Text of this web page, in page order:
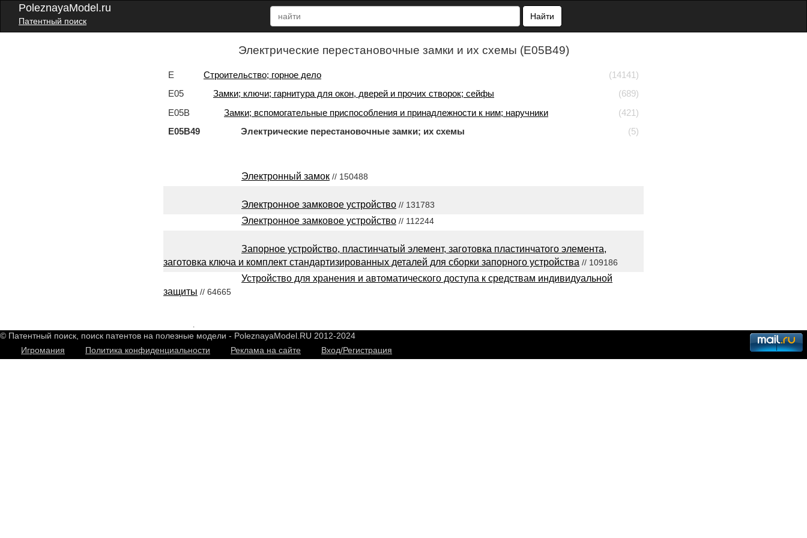
PoleznayaModel.ru
Патентный поиск
Найти
Электрические перестановочные замки и их схемы (E05B49)
E Строительство; горное дело
(14141)
E05
Замки; ключи; гарнитура для окон, дверей и прочих створок; сейфы
(689)
E05B
Замки; вспомогательные приспособления и принадлежности к ним; наручники
(421)
E05B49 Электрические перестановочные замки; их схемы
(5)
Электронный замок // 150488
Электронное замковое устройство // 131783
Электронное замковое устройство // 112244
Запорное устройство, пластинчатый элемент, заготовка пластинчатого элемента,
заготовка ключа и комплект стандартизированных деталей для сборки запорного устройства // 109186
Устройство для хранения и автоматического доступа к средствам индивидуальной
защиты // 64665
© Патентный поиск, поиск патентов на полезные модели - PoleznayaModel.RU 2012-2024
Игромания
Политика конфиденциальности Реклама на сайте Вход/Регистрация